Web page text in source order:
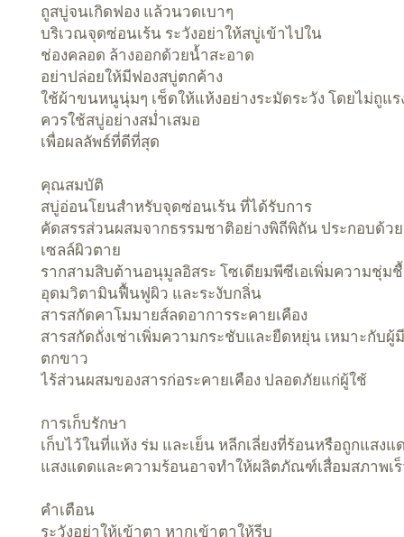
ถูสบู่จนเกิดฟอง แล้วนวดเบาๆ
บริเวณจุดซ่อนเร้น ระวังอย่าให้สบู่เข้าไปใน
ช่องคลอด ล้างออกด้วยน้ำสะอาด
อย่าปล่อยให้มีฟองสบู่ตกค้าง
ใช้ผ้าขนหนูนุ่มๆ เช็ดให้แห้งอย่างระมัดระวัง โดยไม่ถูแร
ควรใช้สบู่อย่างสม่ำเสมอ
เพื่อผลลัพธ์ที่ดีที่สุด
คุณสมบัติ
สบู่อ่อนโยนสำหรับจุดซ่อนเร้น ที่ได้รับการ
คัดสรรส่วนผสมจากธรรมชาติอย่างพิถีพิถัน ประกอบด้วย
เซลล์ผิวตาย
รากสามสิบต้านอนุมูลอิสระ โซเดียมพีซีเอเพิ่มความชุ่ม
อุดมวิตามินฟื้นฟูผิว และระงับกลิ่น
สารสกัดคาโมมายส์ลดอาการระคายเคือง
สารสกัดถั่งเช่าเพิ่มความกระชับและยืดหยุ่น เหมาะกับ
ตกขาว
ไร้ส่วนผสมของสารก่อระคายเคือง ปลอดภัยแก่ผู้ใช้
การเก็บรักษา
เก็บไว้ในที่แห้ง ร่ม และเย็น หลีกเลี่ยงที่ร้อนหรือถูกแสงแ
แสงแดดและความร้อนอาจทำให้ผลิตภัณฑ์เสื่อมสภาพเ
คำเตือน
ระวังอย่าให้เข้าตา หากเข้าตาให้รีบ